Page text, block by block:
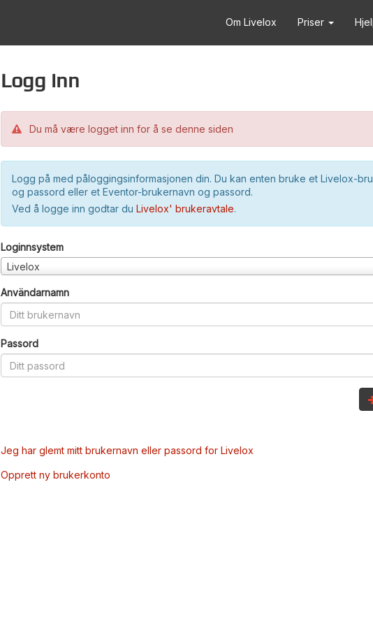
Om Livelox Priser
Logg inn
Du må være logget inn for å se denne siden
Logg på med påloggingsinformasjonen din. Du kan enten bruke et Livelox-
og passord eller et Eventor-brukernavn og passord.
Ved å logge inn godtar du Livelox' brukeravtale.
Loginnsystem
Livelox
Användarnamn
Passord
Jeg har glemt mitt brukernavn eller passord for Livelox
Opprett ny brukerkonto